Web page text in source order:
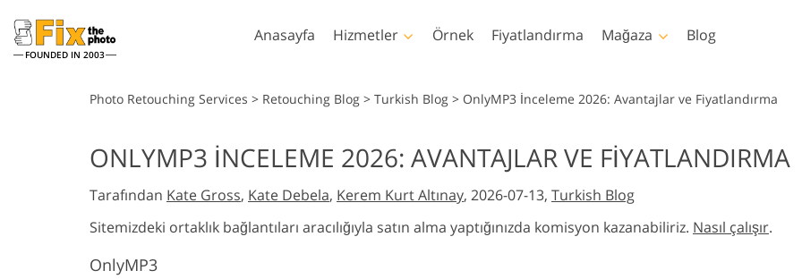
FOUNDED IN 2003
Anasayfa Hizmetler
Vücut Rötuşlama
Bebek Fotoğraf Rötuş
Emlak Fotoğraf
Örnek Fiyatlandırma Mağaza
Lightroom
Lightroom Ön Ayarları
Tüm LR Hazır Ayar
Koleksiyonları
Ayarları
Mobil Koleksiyon
Photoshop
Photoshop Eylemleri
Photoshop Fırçaları
Photoshop Kaplamaları
Photoshop Dokuları
Templates
Şablonlar
Pazarlama şablonları
Sevgililer Günü Kartları
Düğün davetiyeleri
Video
Profesyonel LUT
Video Yer
Blog
Photo Retouching Services > Retouching Blog > Turkish Blog > OnlyMP3 İnceleme 2026: Avantajlar ve Fiyatlandırma
ONLYMP3 İNCELEME 2026: AVANTAJLAR VE FIYATLANDIRMA
Tarafından Kate Gross, Kate Debela, Kerem Kurt Altınay, 2026-07-13, Turkish Blog
Sitemizdeki ortaklık bağlantıları aracılığıyla satın alma yaptığınızda komisyon kazanabiliriz. Nasıl çalışır.
OnlyMP3